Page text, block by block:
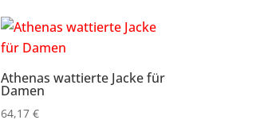
Athenas wattierte Jacke für
Damen
64,17€